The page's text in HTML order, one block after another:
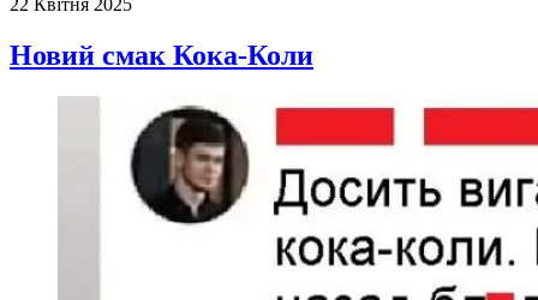
22 Квітня 2025
Новий смак Кока-Коли